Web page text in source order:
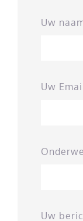
Uw
Uw
Uw